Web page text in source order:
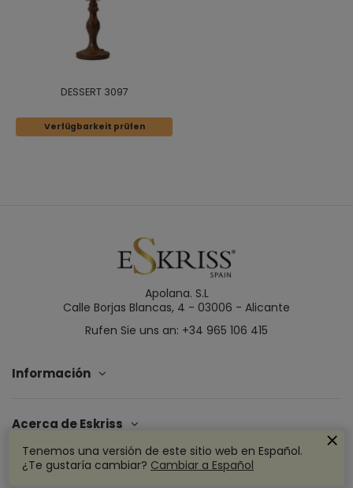
DESSERT 3097
Verfügbarkeit prüfen
Apolana. S.L
Calle Borjas Blancas, 4 - 03006 - Alicante
Rufen Sie uns an: +34 965 106 415
Información
Acerca de Eskriss
Tenemos una versión de este sitio web en Español.
¿Te gustaría cambiar? Cambiar a Español